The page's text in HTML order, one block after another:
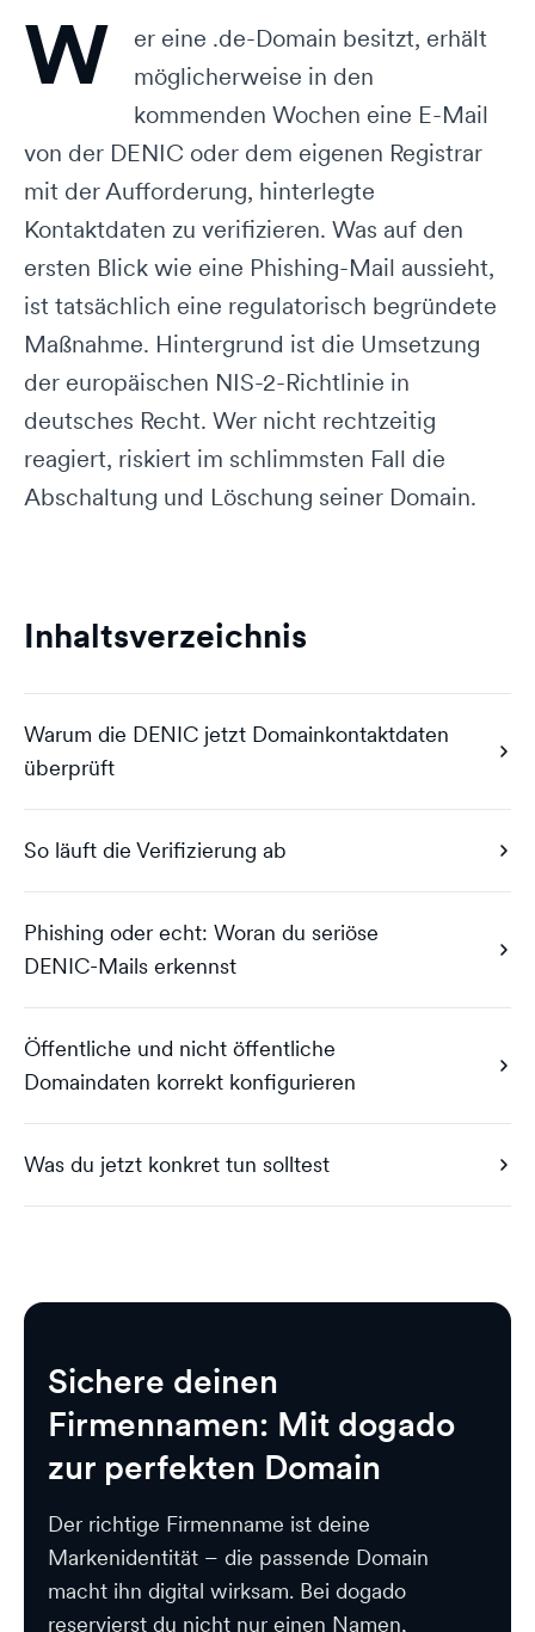
W
er eine .de-Domain besitzt, erhält
möglicherweise in den
kommenden Wochen eine E-Mail
von der DENIC oder dem eigenen Registrar
mit der Aufforderung, hinterlegte
Kontaktdaten zu verifizieren. Was auf den
ersten Blick wie eine Phishing-Mail aussieht,
ist tatsächlich eine regulatorisch begründete
Maßnahme. Hintergrund ist die Umsetzung
der europäischen NIS-2-Richtlinie in
deutsches Recht. Wer nicht rechtzeitig
reagiert, riskiert im schlimmsten Fall die
Abschaltung und Löschung seiner Domain.
Inhaltsverzeichnis
Warum die DENIC jetzt Domainkontaktdaten
überprüft
So läuft die Verifizierung ab
Phishing oder echt: Woran du seriöse
DENIC-Mails erkennst
Öffentliche und nicht öffentliche
Domaindaten korrekt konfigurieren
Was du jetzt konkret tun solltest
Sichere deinen
Firmennamen: Mit dogado
zur perfekten Domain
Der richtige Firmenname ist deine
Markenidentität – die passende Domain
macht ihn digital wirksam. Bei dogado
reservierst du nicht nur einen Namen,